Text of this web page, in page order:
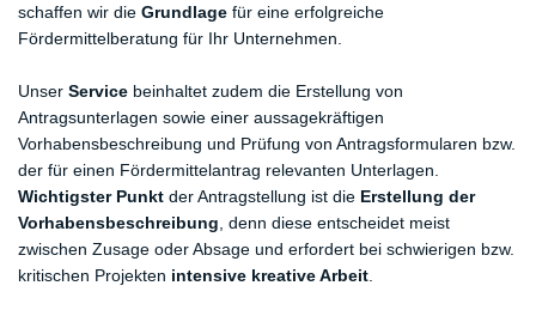
schaffen wir die Grundlage für eine erfolgreiche
Fördermittelberatung für Ihr Unternehmen.
Unser Service beinhaltet zudem die Erstellung von
Antragsunterlagen sowie einer aussagekräftigen
Vorhabensbeschreibung und Prüfung von Antragsformularen bzw.
der für einen Fördermittelantrag relevanten Unterlagen.
Wichtigster Punkt der Antragstellung ist die Erstellung der
Vorhabensbeschreibung , denn diese entscheidet meist
zwischen Zusage oder Absage und erfordert bei schwierigen bzw.
kritischen Projekten intensive kreative Arbeit